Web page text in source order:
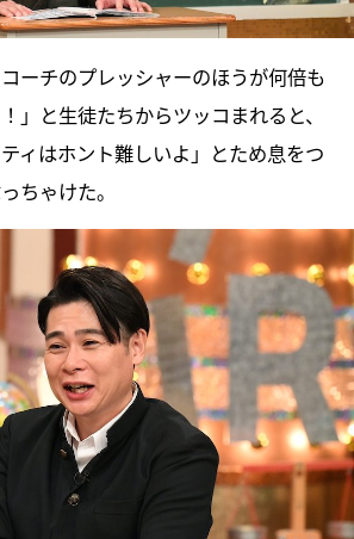
コーチのプレッシャーのほうが何倍も
」と生徒たちからツッコまれると、
ィはホント難しいよ」とため息をつ
ちゃけた。